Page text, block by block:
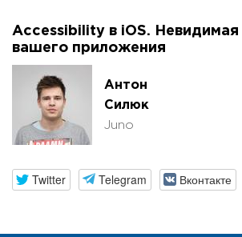
Accessibility в iOS. Невидимая
вашего приложения
Антон
Силюк
Juno
Twitter Telegram Вконтакте